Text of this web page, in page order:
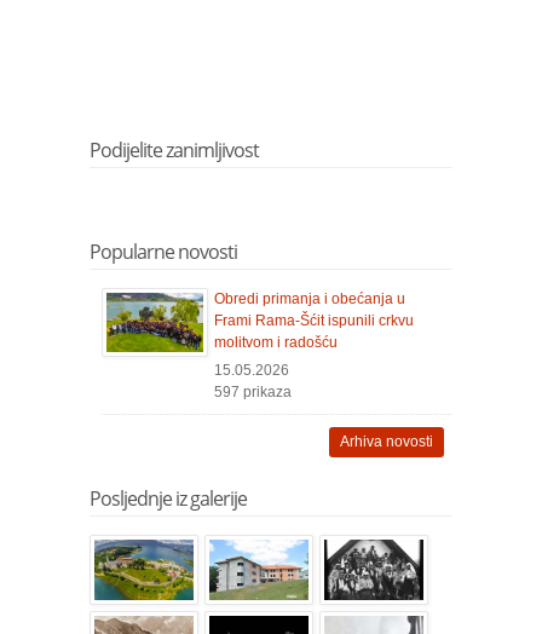
Podijelite zanimljivost
Popularne novosti
Obredi primanja i obećanja u
Frami Rama-Šćit ispunili crkvu
molitvom i radošću
15.05.2026
597 prikaza
Arhiva novosti
Posljednje iz galerije